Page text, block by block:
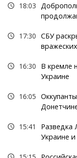
18:03
17:30 СБУ
16:30
В кремле
Украине
16:05
15:41
Разведка
Украине